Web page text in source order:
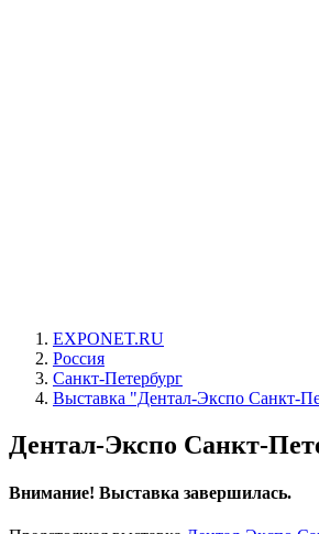
EXPONET.RU
Россия
Санкт-Петербург
Выставка "Дентал-Экспо Санкт-
Дентал-Экспо Санкт-
Внимание! Выставка завершилась.